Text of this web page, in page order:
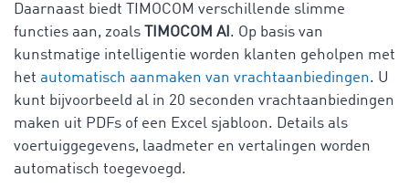
Daarnaast biedt TIMOCOM verschillende slimme
functies aan, zoals
TIMOCOM AI . Op basis van
kunstmatige intelligentie worden klanten geholpen met
het automatisch aanmaken van vrachtaanbiedingen. U
kunt bijvoorbeeld al in 20 seconden vrachtaanbiedingen
maken uit PDFs of een Excel sjabloon. Details als
voertuiggegevens, laadmeter en vertalingen worden
automatisch toegevoegd.